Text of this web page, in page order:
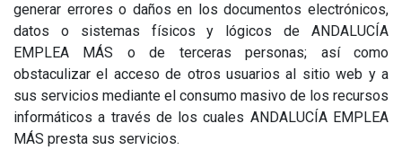
generar errores o daños en los documentos electrónicos,
datos o sistemas físicos y lógicos de ANDALUCÍA
EMPLEA MÁS o de terceras personas; así como
obstaculizar el acceso de otros usuarios al sitio web y a
sus servicios mediante el consumo masivo de los recursos
informáticos a través de los cuales ANDALUCÍA EMPLEA
MÁS presta sus servicios.